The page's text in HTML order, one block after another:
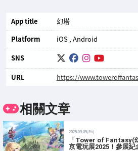
App title
幻塔
Platform
iOS Android
SNS
URL
https://
相關文章
2025.09.05(Fri)
「Tower of Fantasy(
京電玩展2025！參展紀